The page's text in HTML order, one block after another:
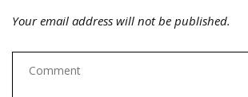
Your email address will not be published.